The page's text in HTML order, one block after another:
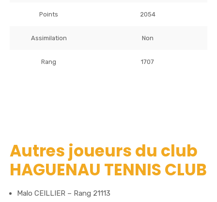
Points 2054
Assimilation Non
Rang 1707
Autres joueurs du club
HAGUENAU TENNIS CLUB
Malo CEILLIER – Rang 21113